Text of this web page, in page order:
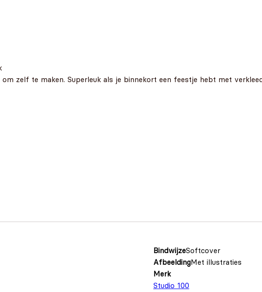
zelf te maken. Superleuk als je binnekort een feestje hebt met
BindwijzeSoftcover
AfbeeldingMet illustraties
Merk
Studio 100